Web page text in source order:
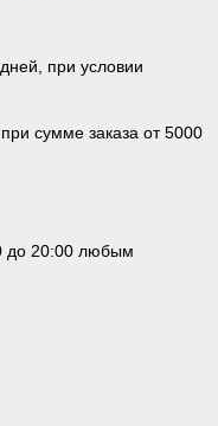
при условии
сумме заказа от 5000
до 20:00 любым